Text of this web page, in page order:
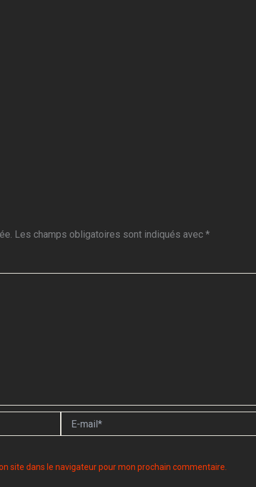
Les champs obligatoires sont indiqués avec *
mail*
site dans le navigateur pour mon prochain commentaire.